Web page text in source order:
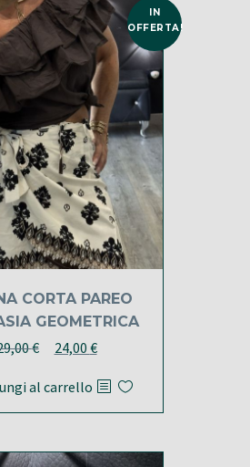
IN
OFFERTA!
CORTA PAREO
GEOMETRICA
€
Il
originale
era:
24,00 €
attuale
è:
al carrello